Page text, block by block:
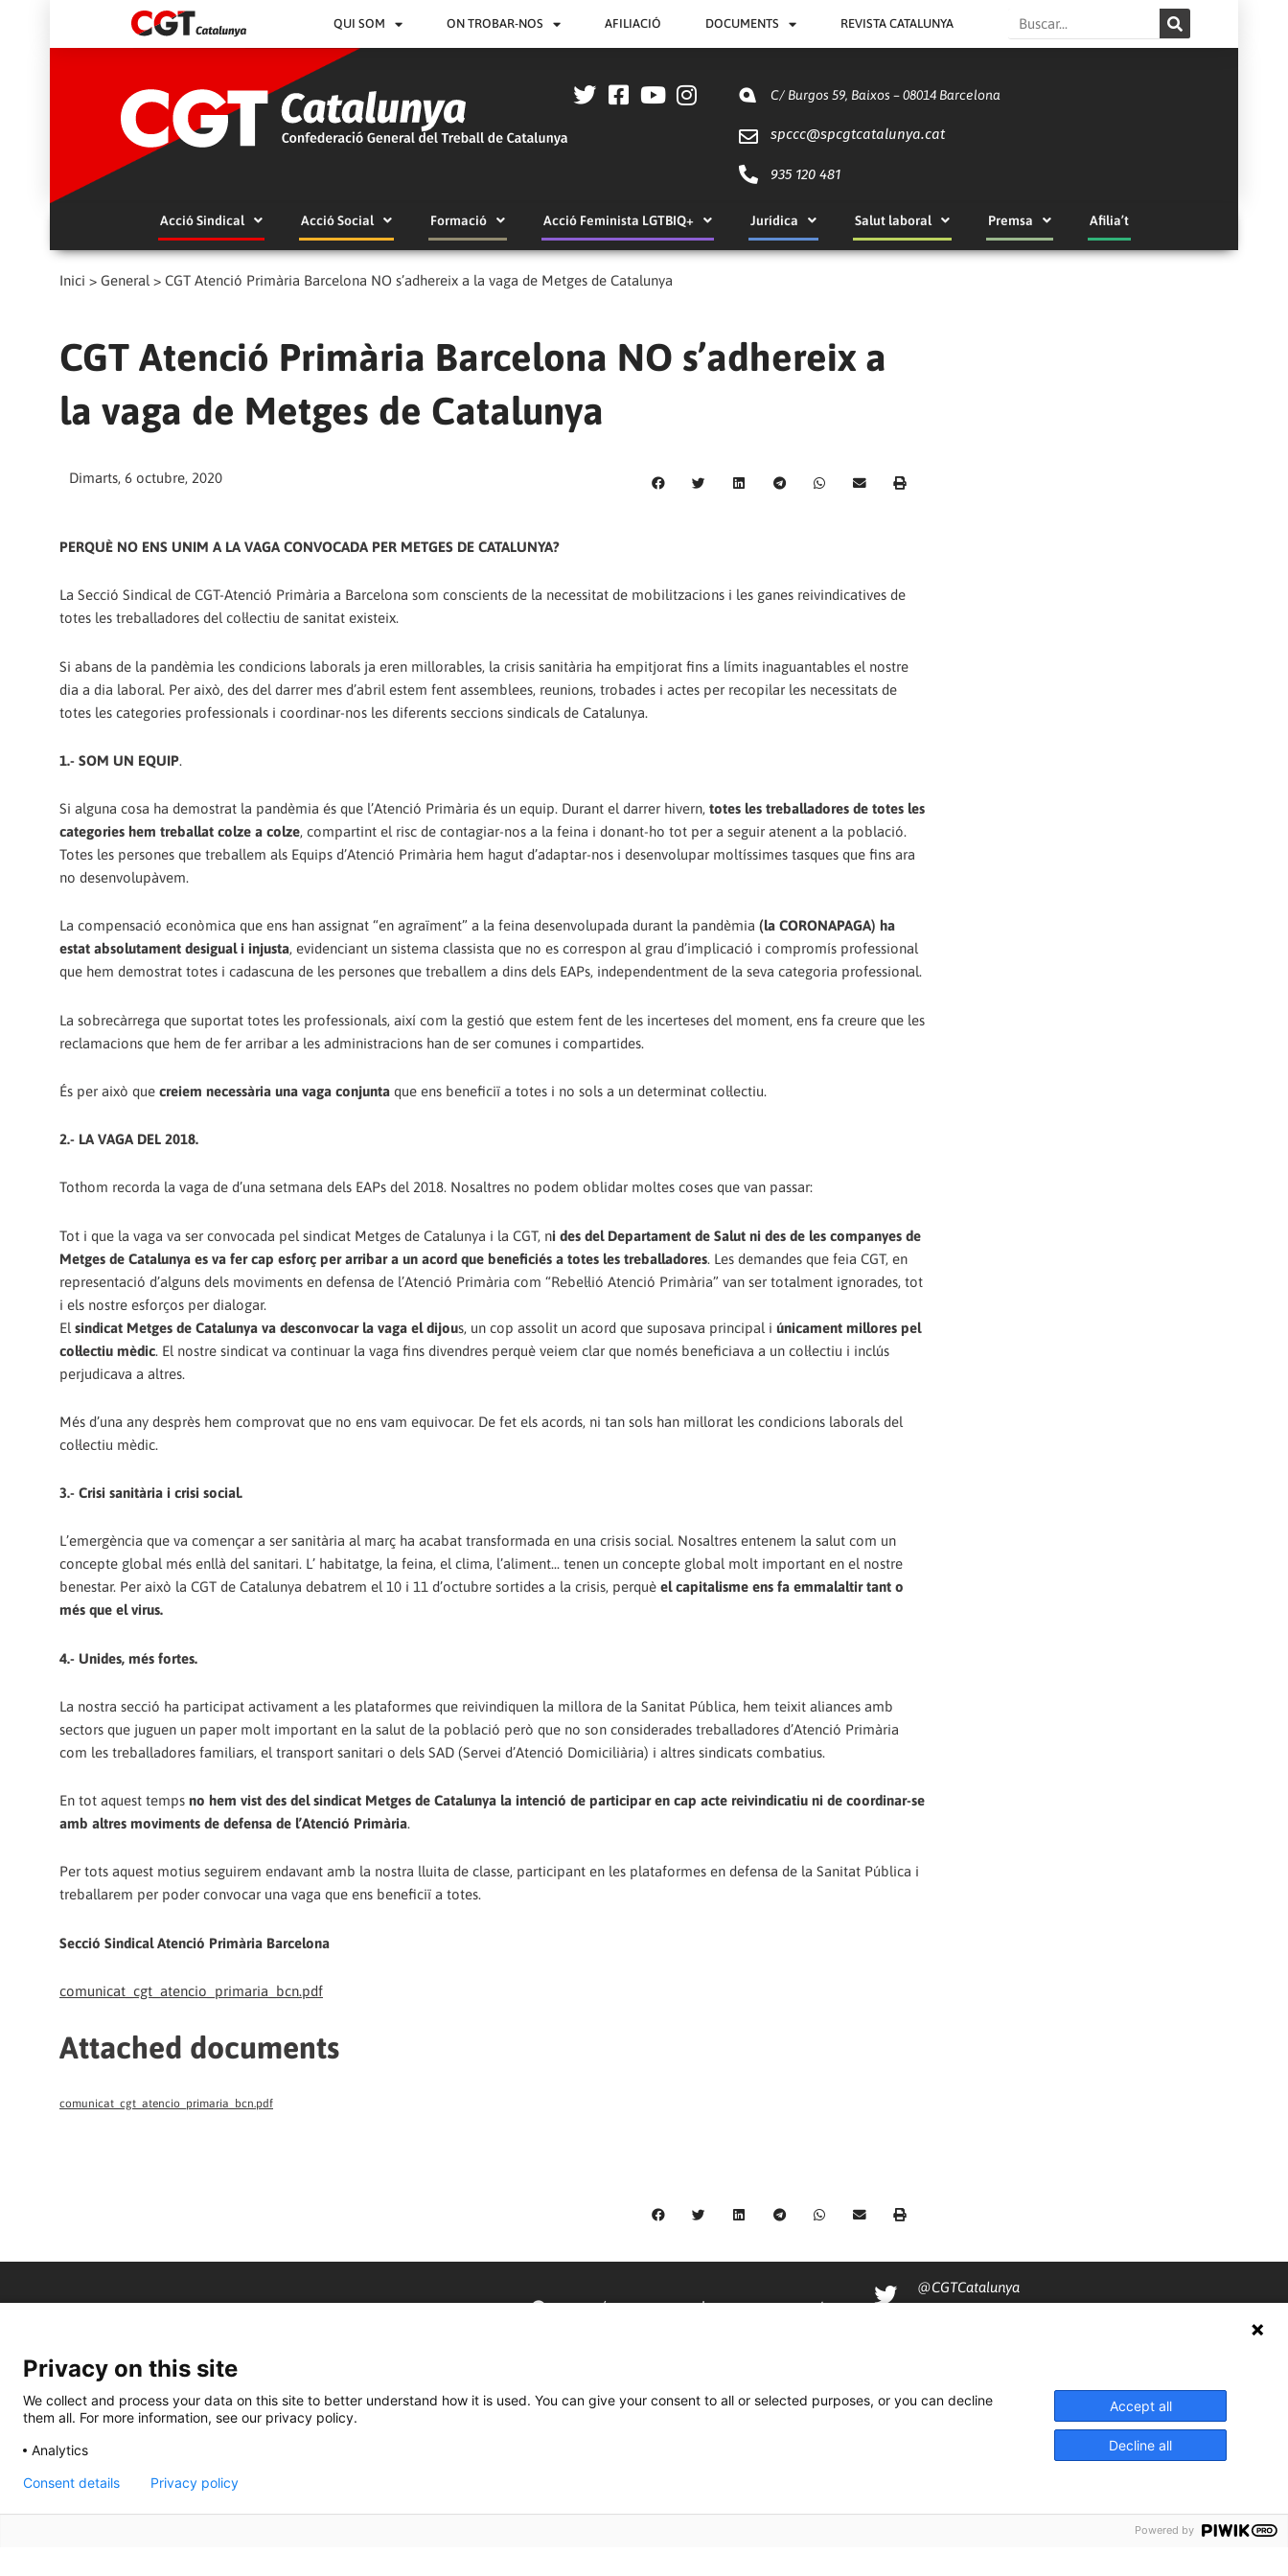
QUI SOM ON TROBAR-NOS AFILIACIÓ DOCUMENTS REVISTA CATALUNYA Search
C/ Burgos 59, Baixos – 08014 Barcelona
spccc@spcgtcatalunya.cat
935 120 481
Acció Sindical Acció Social Formació Acció Feminista LGTBIQ+ Jurídica Salut laboral Premsa Afilia’t
Inici > General > CGT Atenció Primària Barcelona NO s’adhereix a la vaga de Metges de Catalunya
CGT Atenció Primària Barcelona NO s’adhereix a
la vaga de Metges de Catalunya
Dimarts, 6 octubre, 2020
PERQUÈ NO ENS UNIM A LA VAGA CONVOCADA PER METGES DE CATALUNYA?
La Secció Sindical de CGT-Atenció Primària a Barcelona som conscients de la necessitat de mobilitzacions i les ganes reivindicatives de
totes les treballadores del col·lectiu de sanitat existeix.
Si abans de la pandèmia les condicions laborals ja eren millorables, la crisis sanitària ha empitjorat fins a límits inaguantables el nostre
dia a dia laboral. Per això, des del darrer mes d’abril estem fent assemblees, reunions, trobades i actes per recopilar les necessitats de
totes les categories professionals i coordinar-nos les diferents seccions sindicals de Catalunya.
1.- SOM UN EQUIP.
Si alguna cosa ha demostrat la pandèmia és que l’Atenció Primària és un equip. Durant el darrer hivern, totes les treballadores de totes les
categories hem treballat colze a colze, compartint el risc de contagiar-nos a la feina i donant-ho tot per a seguir atenent a la població.
Totes les persones que treballem als Equips d’Atenció Primària hem hagut d’adaptar-nos i desenvolupar moltíssimes tasques que fins ara
no desenvolupàvem.
La compensació econòmica que ens han assignat “en agraïment” a la feina desenvolupada durant la pandèmia (la CORONAPAGA) ha
estat absolutament desigual i injusta, evidenciant un sistema classista que no es correspon al grau d’implicació i compromís professional
que hem demostrat totes i cadascuna de les persones que treballem a dins dels EAPs, independentment de la seva categoria professional.
La sobrecàrrega que suportat totes les professionals, així com la gestió que estem fent de les incerteses del moment, ens fa creure que les
reclamacions que hem de fer arribar a les administracions han de ser comunes i compartides.
És per això que creiem necessària una vaga conjunta que ens beneficiï a totes i no sols a un determinat col·lectiu.
2.- LA VAGA DEL 2018.
Tothom recorda la vaga de d’una setmana dels EAPs del 2018. Nosaltres no podem oblidar moltes coses que van passar:
Tot i que la vaga va ser convocada pel sindicat Metges de Catalunya i la CGT, ni des del Departament de Salut ni des de les companyes de
Metges de Catalunya es va fer cap esforç per arribar a un acord que beneficiés a totes les treballadores. Les demandes que feia CGT, en
representació d’alguns dels moviments en defensa de l’Atenció Primària com “Rebel·lió Atenció Primària” van ser totalment ignorades, tot
i els nostre esforços per dialogar.
El sindicat Metges de Catalunya va desconvocar la vaga el dijous, un cop assolit un acord que suposava principal i únicament millores pel
col·lectiu mèdic. El nostre sindicat va continuar la vaga fins divendres perquè veiem clar que només beneficiava a un col·lectiu i inclús
perjudicava a altres.
Més d’una any desprès hem comprovat que no ens vam equivocar. De fet els acords, ni tan sols han millorat les condicions laborals del
col·lectiu mèdic.
3.- Crisi sanitària i crisi social.
L’emergència que va començar a ser sanitària al març ha acabat transformada en una crisis social. Nosaltres entenem la salut com un
concepte global més enllà del sanitari. L’ habitatge, la feina, el clima, l’aliment... tenen un concepte global molt important en el nostre
benestar. Per això la CGT de Catalunya debatrem el 10 i 11 d’octubre sortides a la crisis, perquè el capitalisme ens fa emmalaltir tant o
més que el virus.
4.- Unides, més fortes.
La nostra secció ha participat activament a les plataformes que reivindiquen la millora de la Sanitat Pública, hem teixit aliances amb
sectors que juguen un paper molt important en la salut de la població però que no son considerades treballadores d’Atenció Primària
com les treballadores familiars, el transport sanitari o dels SAD (Servei d’Atenció Domiciliària) i altres sindicats combatius.
En tot aquest temps no hem vist des del sindicat Metges de Catalunya la intenció de participar en cap acte reivindicatiu ni de coordinar-se
amb altres moviments de defensa de l’Atenció Primària.
Per tots aquest motius seguirem endavant amb la nostra lluita de classe, participant en les plataformes en defensa de la Sanitat Pública i
treballarem per poder convocar una vaga que ens beneficiï a totes.
Secció Sindical Atenció Primària Barcelona
comunicat_cgt_atencio_primaria_bcn.pdf
Attached documents
comunicat_cgt_atencio_primaria_bcn.pdf
C/ Burgos 59, Baixos – 08014 Barcelona
@CGTCatalunya
cgtcatalunya
Privacy on this site
We collect and process your data on this site to better understand how it is used. You can give your consent to all or selected purposes, or you can decline
them all. For more information, see our privacy policy.
Analytics
Accept all
Decline all
Consent details Privacy policy
Powered by